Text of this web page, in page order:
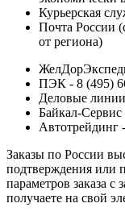
Курьерская
Почта России
от региона)
ПЭК - 8 (495)
Деловые
Байкал-Сервис
Автотрейдинг
Заказы по России
подтверждения или
параметров заказа
получаете на свой